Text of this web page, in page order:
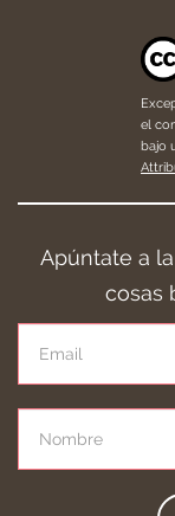
el
bajo
Apúntate a
cosas